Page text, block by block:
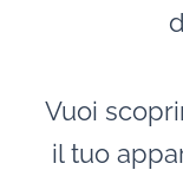
Vuoi
il tuo